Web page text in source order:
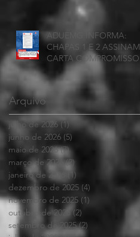
ADUEMG INFORMA:
CHAPAS 1 E 2 ASSINAM
CARTA COMPROMISSO
Arquivo
julho de 2026 (1)1 post
junho de 2026 (5) 5 posts
maio de 2026 (7)7 posts
março de 2026
(2)
janeiro de 2026
(1)
dezembro de 2025 (4)
novembro de 2025 (1)
outubro de 2025 (2)
setembro de 2025 (2)